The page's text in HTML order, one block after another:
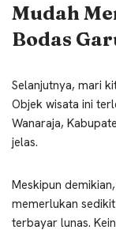
Mudah
Bodas
Selanjutnya, mari
Objek wisata ini
Wanaraja,
jelas.
Meskipun
memerlukan
terbayar lunas.